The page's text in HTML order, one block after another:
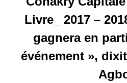
Livre_ 2017 –
gagnera en
événement »,